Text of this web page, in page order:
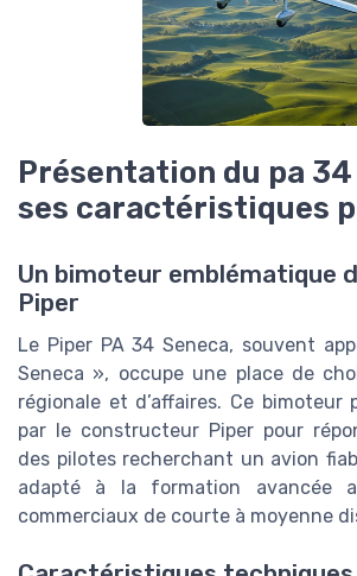
Présentation du pa
ses caractéristiques
Un bimoteur emblématique
Piper
Le Piper PA 34 Seneca, souvent
Seneca », occupe une place de
régionale et d’affaires. Ce bimoteur
par le constructeur Piper pour
des pilotes recherchant un avion
adapté à la formation avancée
commerciaux de courte à moyenne